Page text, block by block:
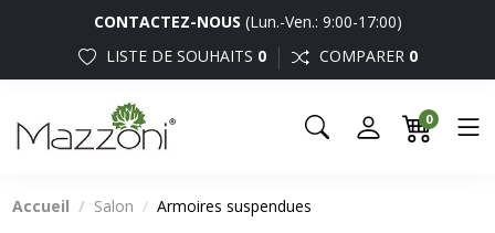
CONTACTEZ-NOUS (Lun.-Ven.: 9:00-17:00)
LISTE DE SOUHAITS 0 COMPARER 0
0
Accueil Salon Armoires suspendues